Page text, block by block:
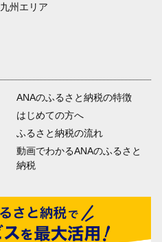
九州エリア
ANAのふるさと納税の特徴
はじめての方へ
ふるさと納税の流れ
動画でわかるANAのふるさと
納税